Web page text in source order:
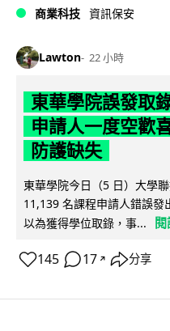
商業科技 資訊保安
Lawton 22 小時
東華學院誤發取
申請人一度空歡
防護缺失
東華學院今日（5 日）大學
11,139 名課程申請人錯誤發
以為獲得學位取錄，事...
145 17 ↗ 分享